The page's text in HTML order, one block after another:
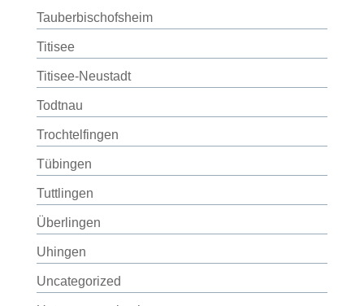
Tauberbischofsheim
Titisee
Titisee-Neustadt
Todtnau
Trochtelfingen
Tübingen
Tuttlingen
Überlingen
Uhingen
Uncategorized